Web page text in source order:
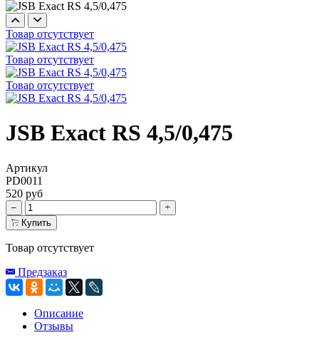
Товар отсутствует
Товар отсутствует
Товар отсутствует
JSB Exact RS 4,5/0,475
Артикул
PD0011
520 руб
Купить
Товар отсутствует
Предзаказ
Описание
Отзывы